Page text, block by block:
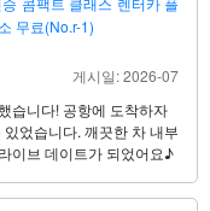
무료(No.r-1)
게시일: 2026-07
습니다! 공항에 도착하자
었습니다. 깨끗한 차 내부
이브 데이트가 되었어요♪